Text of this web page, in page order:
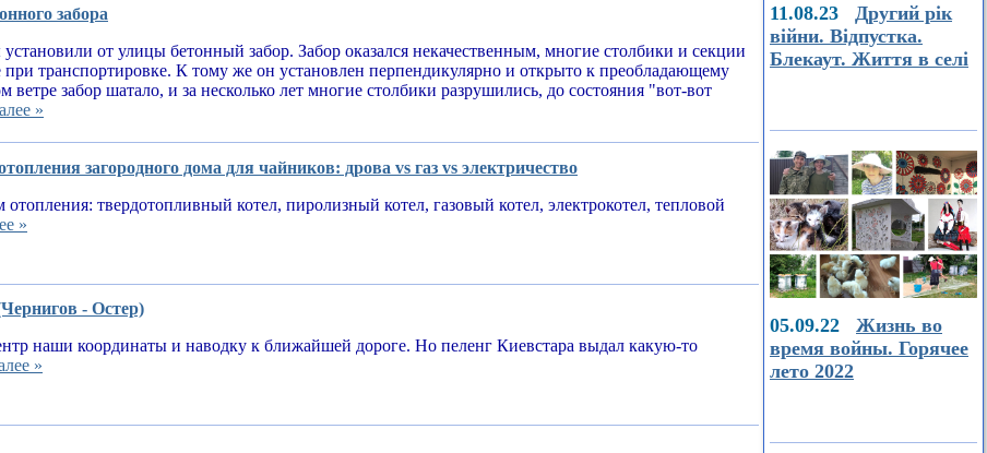
забора
от улицы бетонный забор. Забор оказался некачественным, многие столбики и секции
при транспортировке. К тому же он установлен перпендикулярно и открыто к преобладающему
ветре забор шатало, и за несколько лет многие столбики разрушились, до состояния "вот-вот
»
загородного дома для чайников: дрова vs газ vs электричество
отопления: твердотопливный котел, пиролизный котел, газовый котел, электрокотел, тепловой
»
- Остер)
наши координаты и наводку к ближайшей дороге. Но пеленг Киевстара выдал какую-то
»
11.08.23 Другий рік
війни. Відпустка.
Блекаут. Життя в селі
05.09.22 Жизнь во
время войны. Горячее
лето 2022